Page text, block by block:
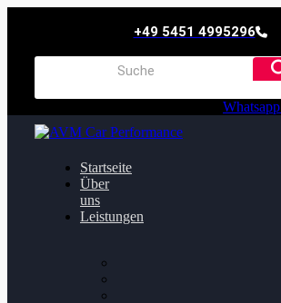
+49 5451 4995296
Whatsapp
Startseite
Über
uns
Leistungen